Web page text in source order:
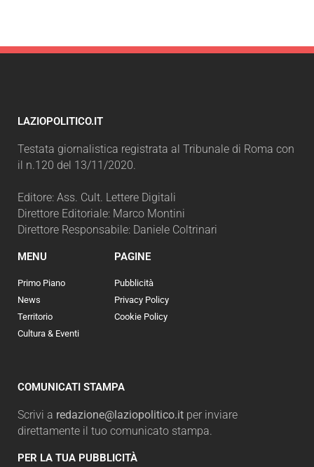
LAZIOPOLITICO.IT
Testata giornalistica registrata al Tribunale di Roma con
il n.120 del 13/11/2020.
Editore: Ass. Cult. Lettere Digitali
Direttore Editoriale: Marco Montini
Direttore Responsabile: Daniele Coltrinari
MENU
Primo Piano
News
Territorio
Cultura & Eventi
PAGINE
Pubblicità
Privacy Policy
Cookie Policy
COMUNICATI STAMPA
Scrivi a redazione@laziopolitico.it per inviare
direttamente il tuo comunicato stampa.
PER LA TUA PUBBLICITÀ